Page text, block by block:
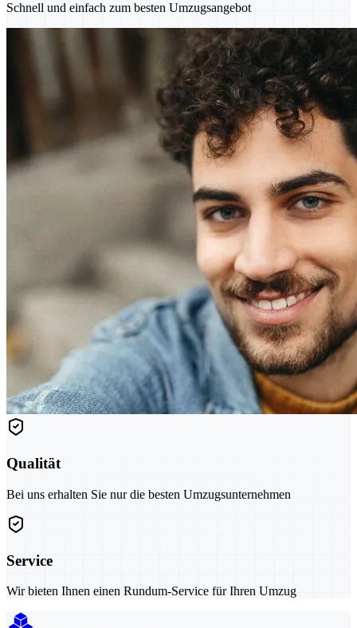
Schnell und einfach zum besten Umzugsangebot
Qualität
Bei uns erhalten Sie nur die besten Umzugsunternehmen
Service
Wir bieten Ihnen einen Rundum-Service für Ihren Umzug